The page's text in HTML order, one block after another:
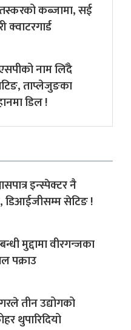
तस्करको कब्जामा, सई
क्वाटरगार्ड
नाम लिँदै
ताप्लेजुङका
डिल !
इन्स्पेक्टर नै
डिआईजीसम्म सेटिङ !
मुद्दामा वीरगन्जका
पक्राउ
तीन उद्योगको
थुपारिदियो